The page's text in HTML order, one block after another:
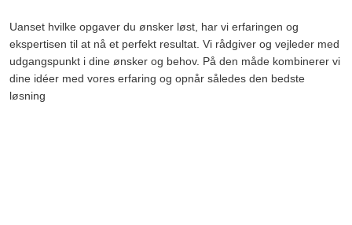
Uanset hvilke opgaver du ønsker løst, har vi erfaringen og
ekspertisen til at nå et perfekt resultat. Vi rådgiver og vejleder med
udgangspunkt i dine ønsker og behov. På den måde kombinerer vi
dine idéer med vores erfaring og opnår således den bedste
løsning